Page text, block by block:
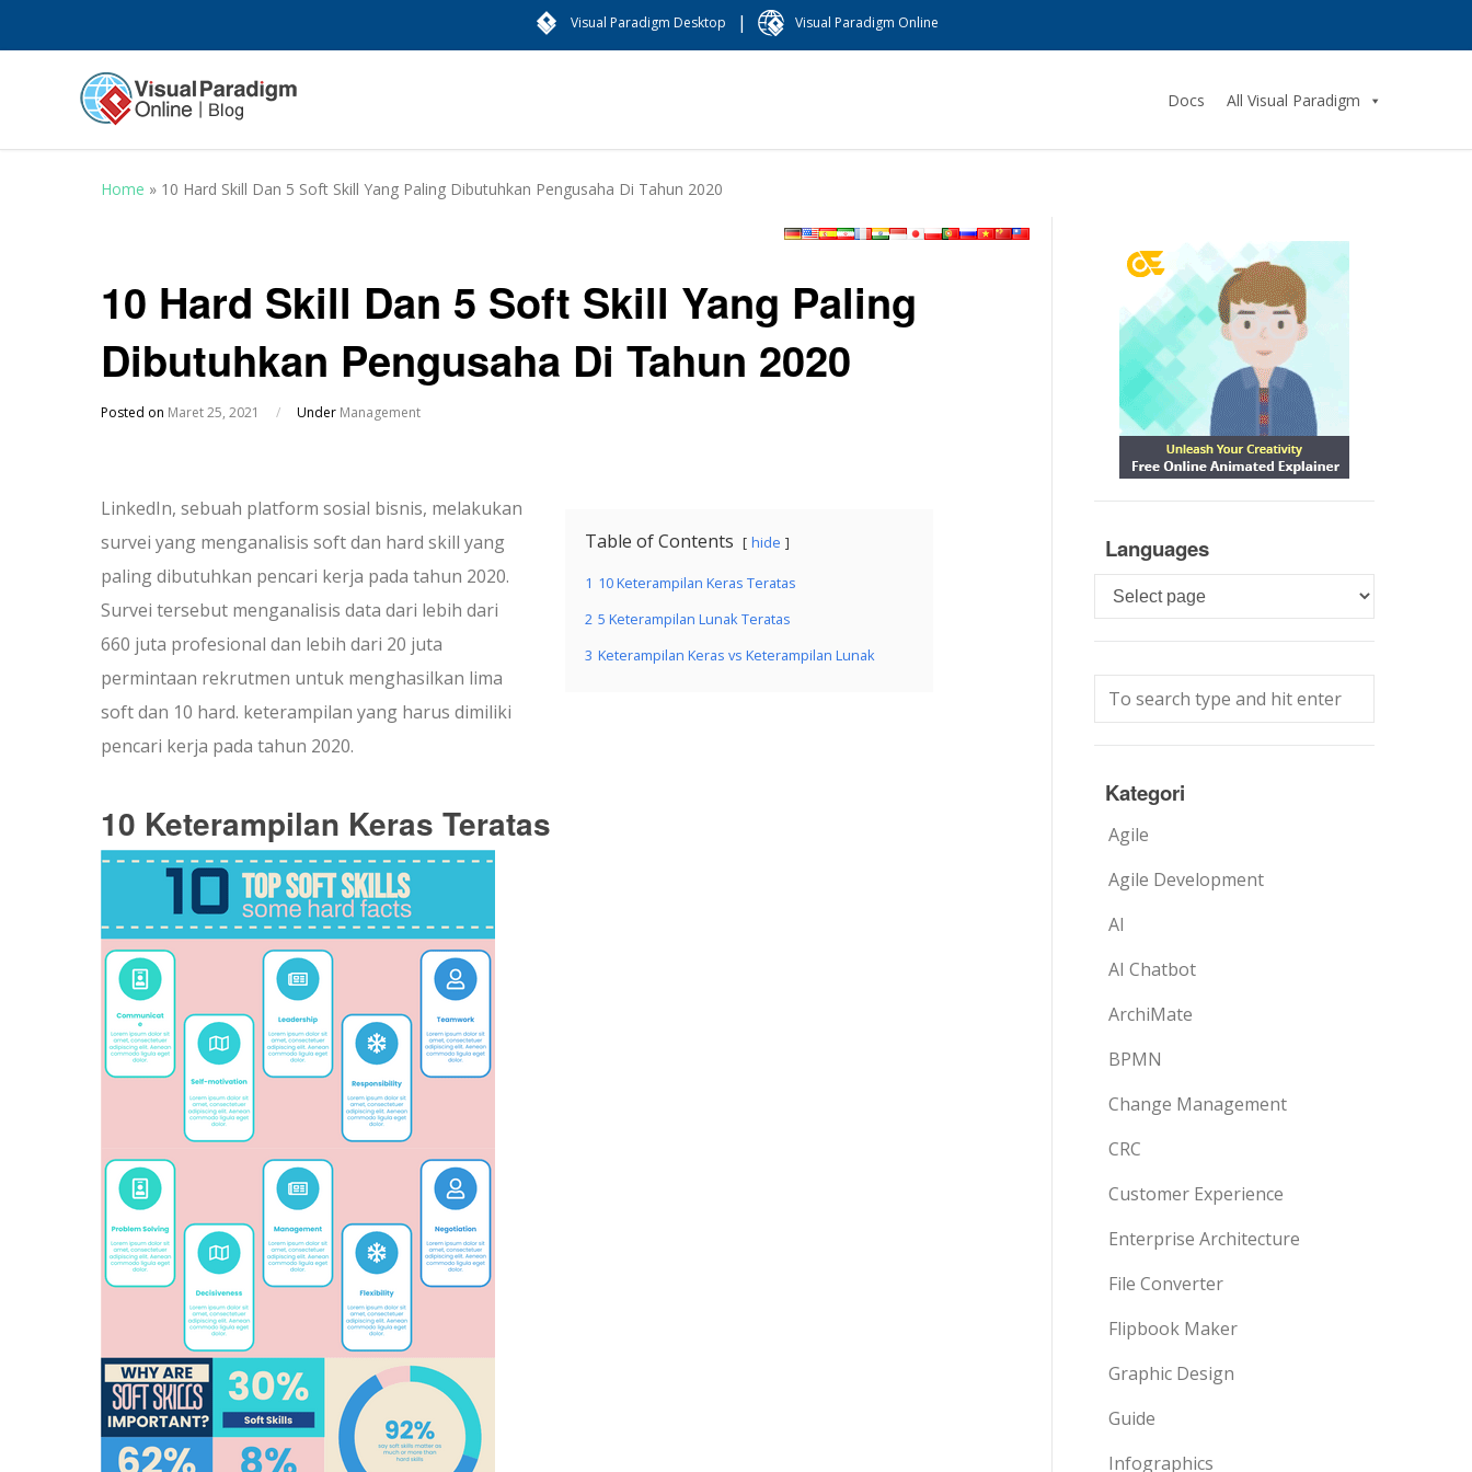
Visual Paradigm Desktop | Visual Paradigm Online
Docs All Visual Paradigm
Home » 10 Hard Skill Dan 5 Soft Skill Yang Paling Dibutuhkan Pengusaha Di Tahun 2020
10 Hard Skill Dan 5 Soft Skill Yang Paling
Dibutuhkan Pengusaha Di Tahun 2020
Posted on Maret 25, 2021 / Under Management
Table of Contents hide
1 10 Keterampilan Keras Teratas
2 5 Keterampilan Lunak Teratas
3 Keterampilan Keras vs Keterampilan Lunak
LinkedIn, sebuah platform sosial bisnis, melakukan
survei yang menganalisis soft dan hard skill yang
paling dibutuhkan pencari kerja pada tahun 2020.
Survei tersebut menganalisis data dari lebih dari
660 juta profesional dan lebih dari 20 juta
permintaan rekrutmen untuk menghasilkan lima
soft dan 10 hard. keterampilan yang harus dimiliki
pencari kerja pada tahun 2020.
10 Keterampilan Keras Teratas
Languages
Languages
Kategori
Agile
Agile Development
AI
AI Chatbot
ArchiMate
BPMN
Change Management
CRC
Customer Experience
Enterprise Architecture
File Converter
Flipbook Maker
Graphic Design
Guide
Infographics